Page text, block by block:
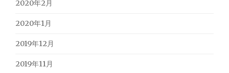
2020年2月
2020年1月
2019年12月
2019年11月